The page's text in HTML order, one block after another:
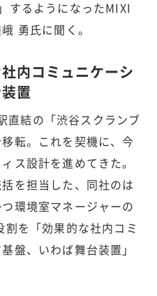
するようになったMIXI
勇氏に聞く。
内コミュニケーシ
置
結の「渋谷スクランブ
転。これを契機に、今
ス設計を進めてきた。
を担当した、同社のは
環境室マネージャーの
を「効果的な社内コミ
盤、いわば舞台装置」